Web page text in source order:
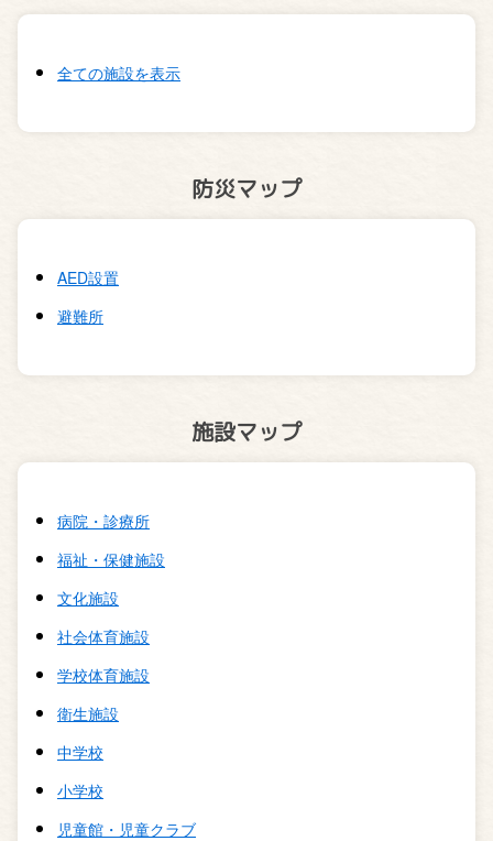
全ての施設を表示
防災マップ
AED設置
避難所
施設マップ
病院・診療所
福祉・保健施設
文化施設
社会体育施設
学校体育施設
衛生施設
中学校
小学校
児童館・児童クラブ